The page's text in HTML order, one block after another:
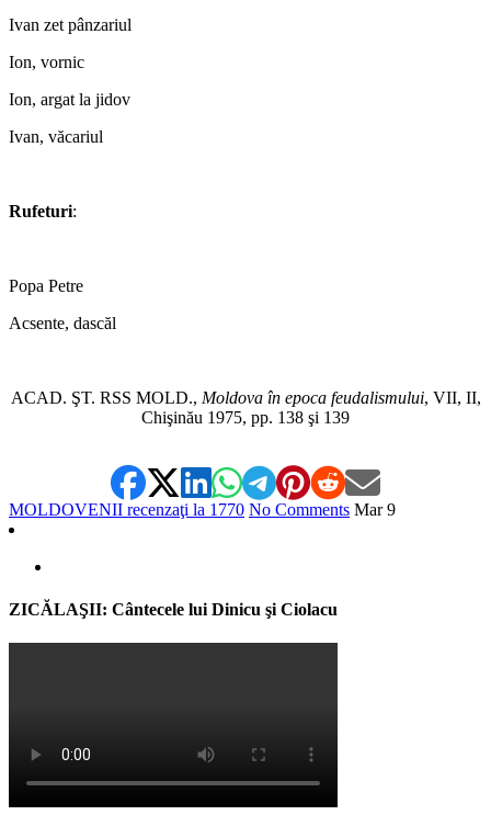
Ivan zet pânzariul
Ion, vornic
Ion, argat la jidov
Ivan, văcariul
Rufeturi:
Popa Petre
Acsente, dascăl
ACAD. ŞT. RSS MOLD., Moldova în epoca feudalismului, VII, II,
Chişinău 1975, pp. 138 şi 139
MOLDOVENII recenzaţi la 1770 No Comments Mar 9
ZICĂLAŞII: Cântecele lui Dinicu şi Ciolacu